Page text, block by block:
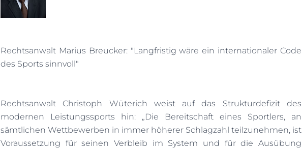
Rechtsanwalt Marius Breucker: "Langfristig wäre ein internationaler Code
des Sports sinnvoll"
Rechtsanwalt Christoph Wüterich weist auf das Strukturdefizit des
modernen Leistungssports hin: „Die Bereitschaft eines Sportlers, an
sämtlichen Wettbewerben in immer höherer Schlagzahl teilzunehmen, ist
Voraussetzung für seinen Verbleib im System und für die Ausübung